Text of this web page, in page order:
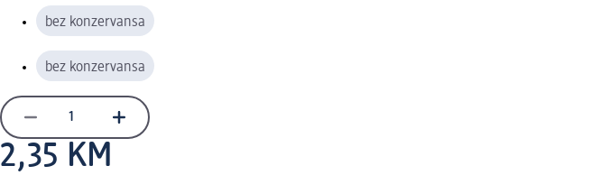
bez konzervansa
bez konzervansa
2,35 KM